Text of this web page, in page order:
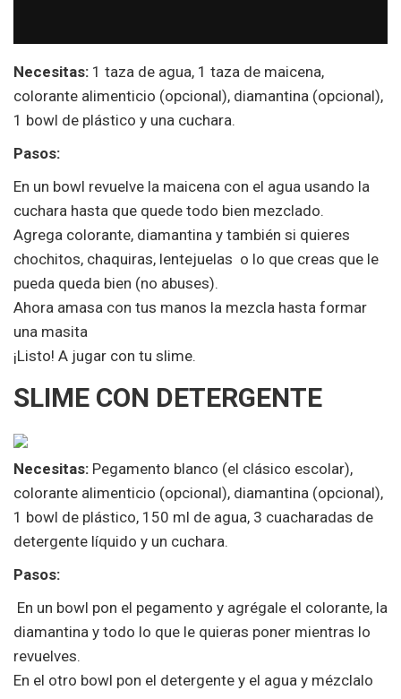
Necesitas: 1 taza de agua, 1 taza de maicena,
colorante alimenticio (opcional), diamantina (opcional),
1 bowl de plástico y una cuchara.
Pasos:
En un bowl revuelve la maicena con el agua usando la
cuchara hasta que quede todo bien mezclado.
Agrega colorante, diamantina y también si quieres
chochitos, chaquiras, lentejuelas o lo que creas que le
pueda queda bien (no abuses).
Ahora amasa con tus manos la mezcla hasta formar
una masita
¡Listo! A jugar con tu slime.
SLIME CON DETERGENTE
Necesitas: Pegamento blanco (el clásico escolar),
colorante alimenticio (opcional), diamantina (opcional),
1 bowl de plástico, 150 ml de agua, 3 cuacharadas de
detergente líquido y un cuchara.
Pasos:
En un bowl pon el pegamento y agrégale el colorante, la
diamantina y todo lo que le quieras poner mientras lo
revuelves.
En el otro bowl pon el detergente y el agua y mézclalo